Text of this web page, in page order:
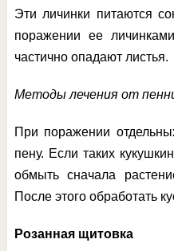
Эти личинки питаются
поражении ее
частично опадают листья.
Методы лечения от
При поражении
пену. Если таких
обмыть сначала
После этого обработать
Розанная щитовка